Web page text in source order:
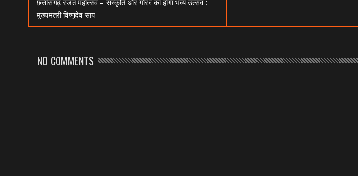
छत्तीसगढ़ रजत महोत्सव – संस्कृति और गौरव का होगा भव्य उत्सव :
मुख्यमंत्री विष्णुदेव साय
NO COMMENTS